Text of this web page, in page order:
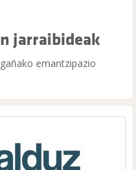
jarraibideak
emantzipazio